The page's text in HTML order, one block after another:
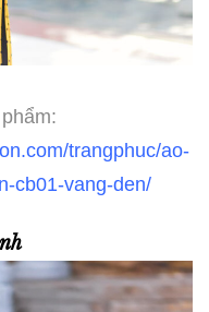
trangphuc/ao-
cb01-vang-den/